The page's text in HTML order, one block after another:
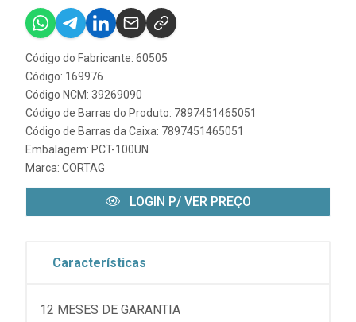
Código do Fabricante: 60505
Código: 169976
Código NCM: 39269090
Código de Barras do Produto: 7897451465051
Código de Barras da Caixa: 7897451465051
Embalagem: PCT-100UN
Marca: CORTAG
LOGIN P/ VER PREÇO
Características
12 MESES DE GARANTIA